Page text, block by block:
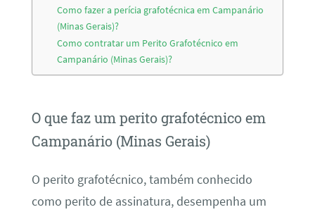
Como fazer a perícia grafotécnica em Campanário
(Minas Gerais)?
Como contratar um Perito Grafotécnico em
Campanário (Minas Gerais)?
O que faz um perito grafotécnico em
Campanário (Minas Gerais)
O perito grafotécnico, também conhecido
como perito de assinatura, desempenha um